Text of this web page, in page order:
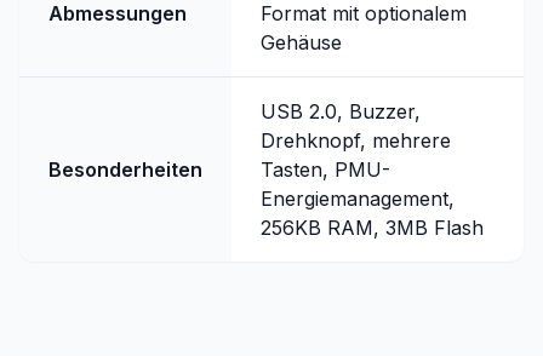
Abmessungen
Format mit optionalem
Gehäuse
Besonderheiten
USB 2.0, Buzzer,
Drehknopf, mehrere
Tasten, PMU-
Energiemanagement,
256KB RAM, 3MB Flash